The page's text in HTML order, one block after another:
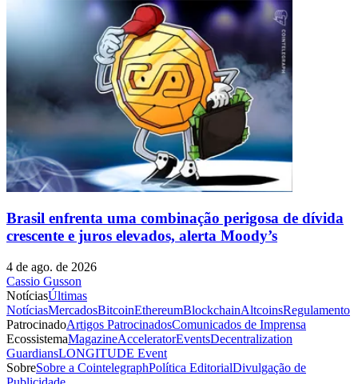
Brasil enfrenta uma combinação perigosa de dívida
crescente e juros elevados, alerta Moody’s
4 de ago. de 2026
Cassio Gusson
NotíciasÚltimas
NotíciasMercadosBitcoinEthereumBlockchainAltcoinsRegulamento
PatrocinadoArtigos PatrocinadosComunicados de Imprensa
EcossistemaMagazineAcceleratorEventsDecentralization
GuardiansLONGITUDE Event
SobreSobre a CointelegraphPolítica EditorialDivulgação de